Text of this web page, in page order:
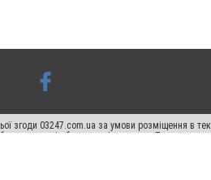
згоди 03247.com.ua за умови розміщення в
в тексті або в якості джерела. Порушення